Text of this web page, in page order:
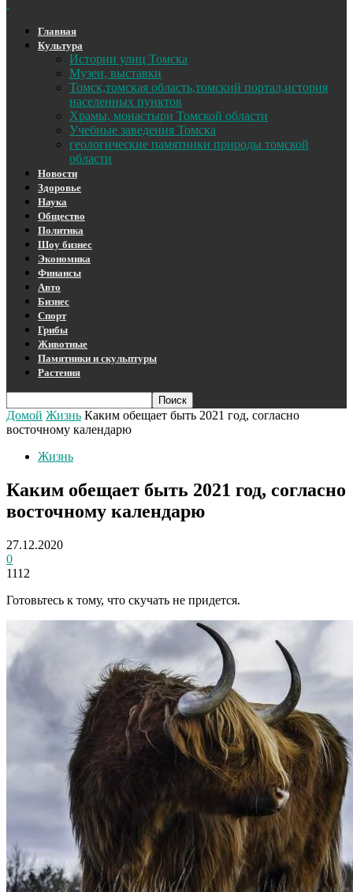
Главная
Культура
Истории улиц Томска
Музеи, выставки
Томск,томская область,томский портал,история
населенных пунктов
Храмы, монастыри Томской области
Учебные заведения Томска
геологические памятники природы томской
области
Новости
Здоровье
Наука
Общество
Политика
Шоу бизнес
Экономика
Финансы
Авто
Бизнес
Спорт
Грибы
Животные
Памятники и скульптуры
Растения
Домой Жизнь Каким обещает быть 2021 год, согласно
восточному календарю
Жизнь
Каким обещает быть 2021 год, согласно
восточному календарю
27.12.2020
0
1112
Готовьтесь к тому, что скучать не придется.